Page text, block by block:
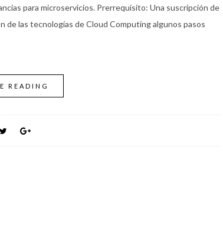
para microservicios. Prerrequisito: Una suscripción de
de las tecnologías de Cloud Computing algunos pasos
READING